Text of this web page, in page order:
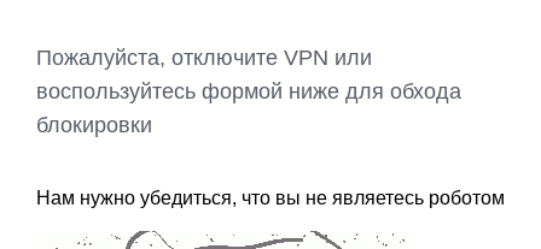
Пожалуйста, отключите VPN или
воспользуйтесь формой ниже для обхода
блокировки
Нам нужно убедиться, что вы не являетесь роботом